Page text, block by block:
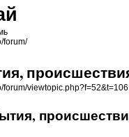
forum/
forum/viewtopic.php?f=52&t=106